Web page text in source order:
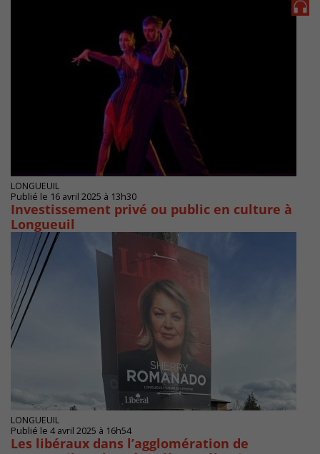
LONGUEUIL
Publié le 16 avril 2025 à 13h30
Investissement privé ou public en culture à
Longueuil
LONGUEUIL
Publié le 4 avril 2025 à 16h54
Les libéraux dans l’agglomération de